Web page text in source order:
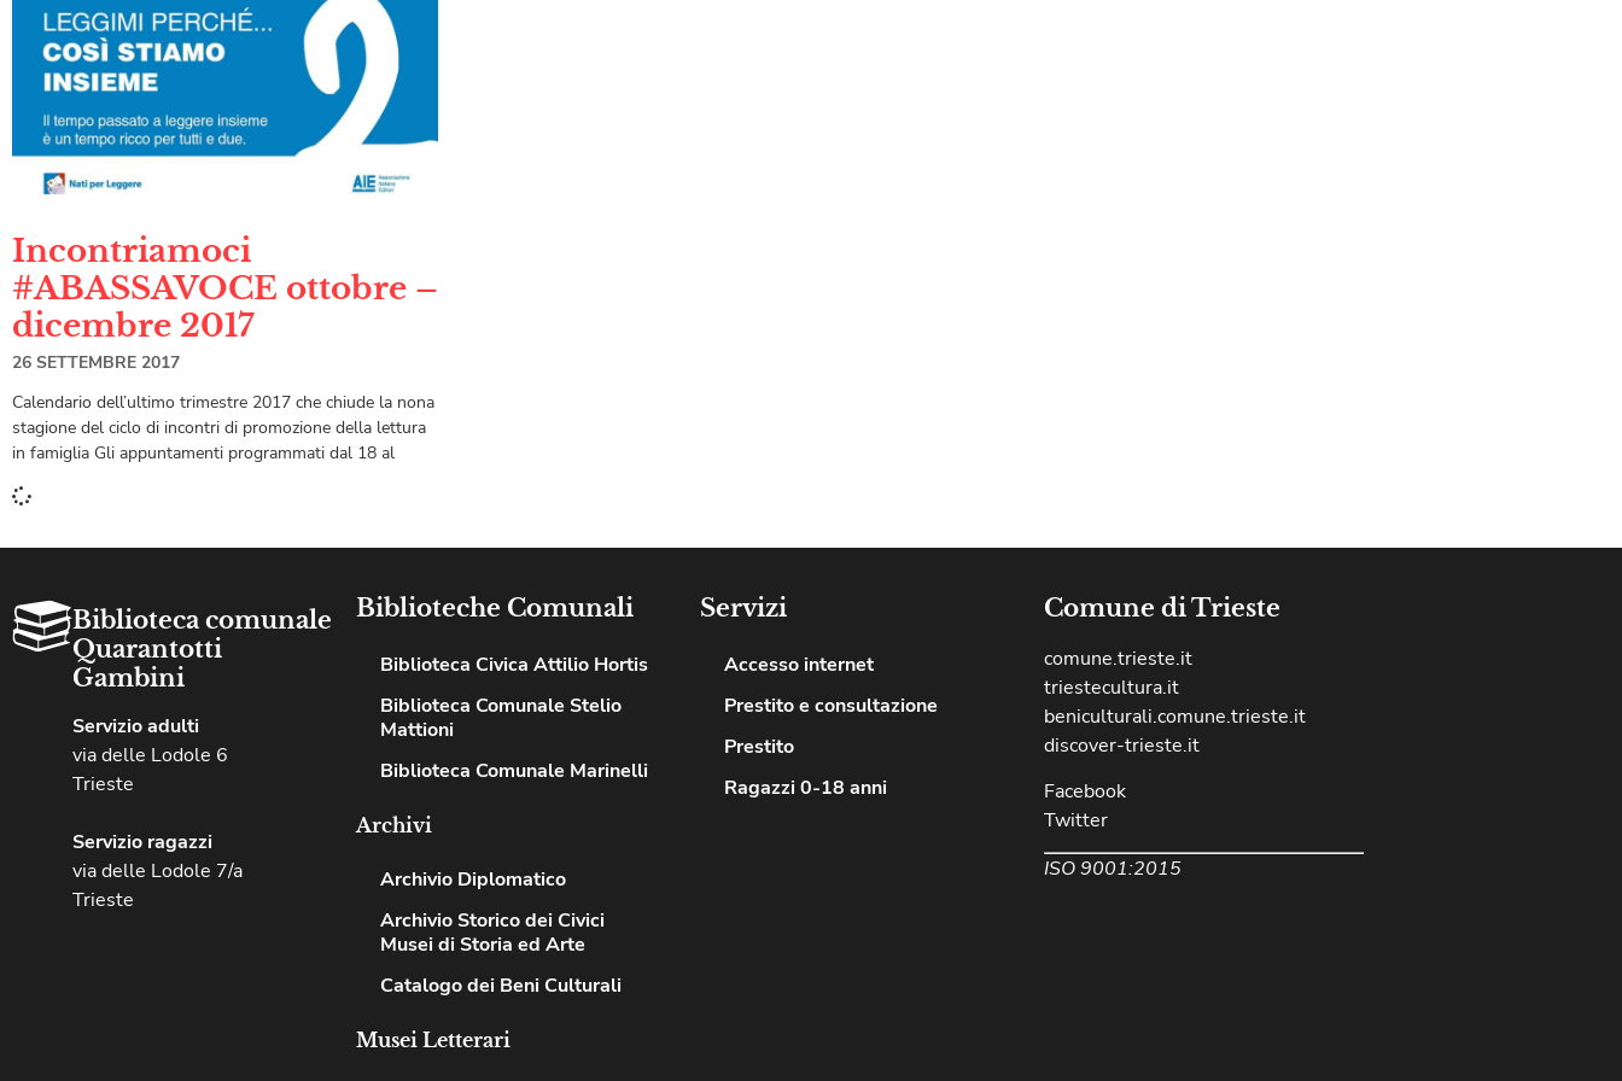
Incontriamoci
#ABASSAVOCE ottobre –
dicembre 2017
26 SETTEMBRE 2017
Calendario dell’ultimo trimestre 2017 che chiude la nona
stagione del ciclo di incontri di promozione della lettura
in famiglia Gli appuntamenti programmati dal 18 al
Biblioteca comunale
Quarantotti
Gambini
Servizio adulti
via delle Lodole 6
Trieste
Servizio ragazzi
via delle Lodole 7/a
Trieste
Biblioteche Comunali
Biblioteca Civica Attilio Hortis
Biblioteca Comunale Stelio
Mattioni
Biblioteca Comunale Marinelli
Archivi
Archivio Diplomatico
Archivio Storico dei Civici
Musei di Storia ed Arte
Catalogo dei Beni Culturali
Musei Letterari
Servizi
Accesso internet
Prestito e consultazione
Prestito
Ragazzi 0-18 anni
Comune di Trieste
comune.trieste.it
triestecultura.it
beniculturali.comune.trieste.it
discover-trieste.it
Facebook
Twitter
ISO 9001:2015